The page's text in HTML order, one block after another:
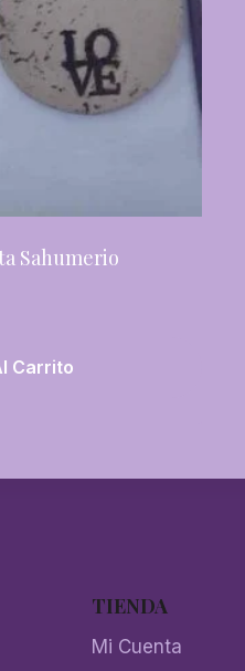
Sahumerio
Carrito
TIENDA
Mi Cuenta